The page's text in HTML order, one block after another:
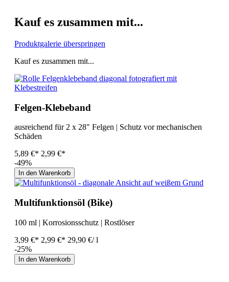
Kauf es zusammen mit...
Produktgalerie überspringen
Kauf es zusammen mit...
Felgen-Klebeband
ausreichend für 2 x 28" Felgen | Schutz vor mechanischen
Schäden
5,89 €* 2,99 €*
-49%
In den Warenkorb
Multifunktionsöl (Bike)
100 ml | Korrosionsschutz | Rostlöser
3,99 €* 2,99 €* 29,90 €/ l
-25%
In den Warenkorb